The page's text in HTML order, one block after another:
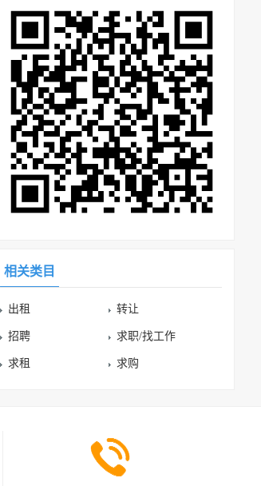
相关类目
出租 转让
招聘 求职/找工作
求租 求购